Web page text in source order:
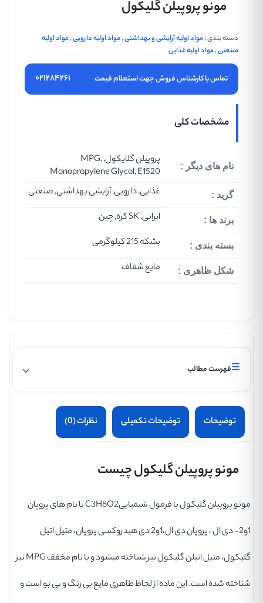
مونو پروپیلن گلیکول
دسته بندی :مواد اولیه آرایشی و بهداشتی,مواد اولیه دارویی,مواد اولیه
صنعتی,مواد اولیه غذایی
تماس با کارشناس فروش جهت استعلام قیمت ۰۲۱۲۸۴۲۶۱
مشخصات کلی
نام های دیگر :
پروپیلن گلایکول, MPG,
Monopropylene Glycol, E1520
گرید : غذایی, دارویی, آرایشی بهداشتی, صنعتی
برند ها : ایرانی, SK کره, چین
بسته بندی : بشکه 215 کیلوگرمی
شکل ظاهری : مایع شفاف
☰فهرست مطالب
توضیحات توضیحات تکمیلی نظرات (0)
مونو پروپیلن گلیکول چیست
مونو پروپیلن گلیکول با فرمول شیمیاییC3H8O2 با نام های پروپان
1و2- دی ال ، پروپان دی ال،1و2 دی هیدروکسی پروپان، متیل اتیل
گلیکول، متیل اتیلن گلیکول نیز شناخته میشود و با نام مخفف MPG نیز
شناخته شده است. این ماده از لحاظ ظاهری مایع بی رنگ و بی بو است و